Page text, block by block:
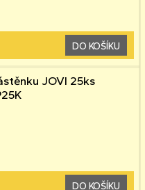
DO KOŠÍKU
JOVI 25ks
DO KOŠÍKU